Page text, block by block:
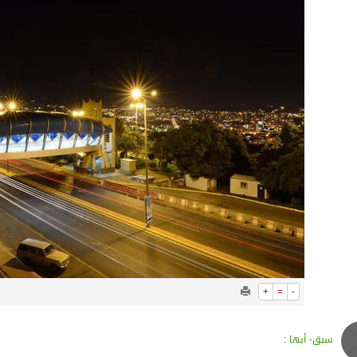
البحرية وضمان حماية إمدادات الطاقة وسلاسل الإمداد
رمضان
+ = -
سبق- أبها :